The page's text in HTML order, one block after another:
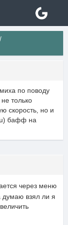
/
по поводу
только
скорость, но и
бафф на
через меню
думаю взял ли я